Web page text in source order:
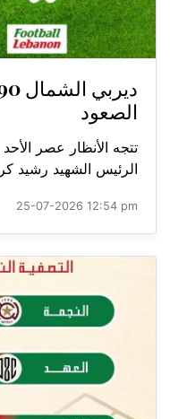
الصعود
تتجه الأنظار عصر
الرئيس الشهيد رشيد
25-07-2026 12:54 pm